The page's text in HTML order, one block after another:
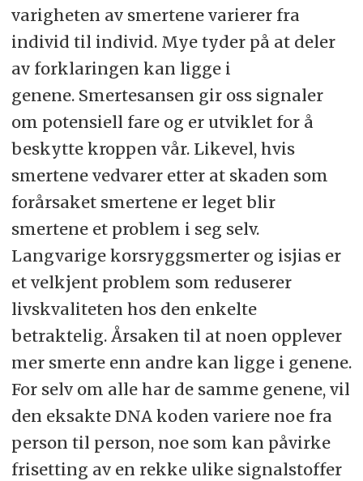
varigheten av smertene varierer fra
individ til individ. Mye tyder på at deler
av forklaringen kan ligge i
genene. Smertesansen gir oss signaler
om potensiell fare og er utviklet for å
beskytte kroppen vår. Likevel, hvis
smertene vedvarer etter at skaden som
forårsaket smertene er leget blir
smertene et problem i seg selv.
Langvarige korsryggsmerter og isjias er
et velkjent problem som reduserer
livskvaliteten hos den enkelte
betraktelig. Årsaken til at noen opplever
mer smerte enn andre kan ligge i genene.
For selv om alle har de samme genene, vil
den eksakte DNA koden variere noe fra
person til person, noe som kan påvirke
frisetting av en rekke ulike signalstoffer